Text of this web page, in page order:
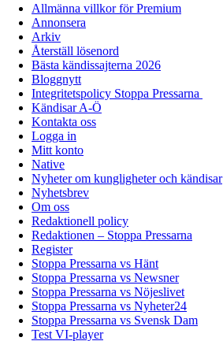
Allmänna villkor för Premium
Annonsera
Arkiv
Återställ lösenord
Bästa kändissajterna 2026
Bloggnytt
Integritetspolicy Stoppa Pressarna
Kändisar A-Ö
Kontakta oss
Logga in
Mitt konto
Native
Nyheter om kungligheter och kändisar
Nyhetsbrev
Om oss
Redaktionell policy
Redaktionen – Stoppa Pressarna
Register
Stoppa Pressarna vs Hänt
Stoppa Pressarna vs Newsner
Stoppa Pressarna vs Nöjeslivet
Stoppa Pressarna vs Nyheter24
Stoppa Pressarna vs Svensk Dam
Test VI-player